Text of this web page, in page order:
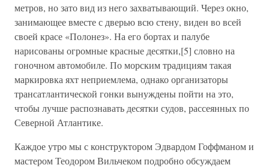
метров, но зато вид из него захватывающий. Через окно,
занимающее вместе с дверью всю стену, виден во всей
своей красе «Полонез». На его бортах и палубе
нарисованы огромные красные десятки,[5] словно на
гоночном автомобиле. По морским традициям такая
маркировка яхт неприемлема, однако организаторы
трансатлантической гонки вынуждены пойти на это,
чтобы лучше распознавать десятки судов, рассеянных по
Северной Атлантике.
Каждое утро мы с конструктором Эдвардом Гоффманом и
мастером Теодором Вильчеком подробно обсуждаем